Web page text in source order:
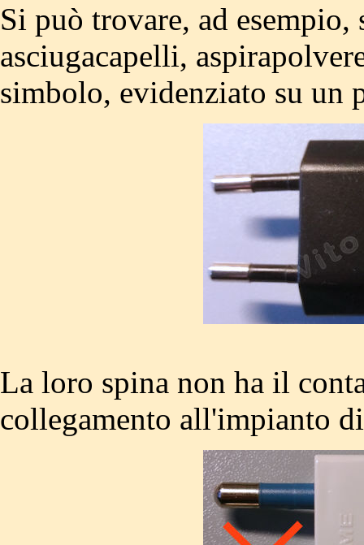
Si può trovare, ad
asciugacapelli,
simbolo, evidenziato su un
La loro spina non ha il
collegamento all'impianto